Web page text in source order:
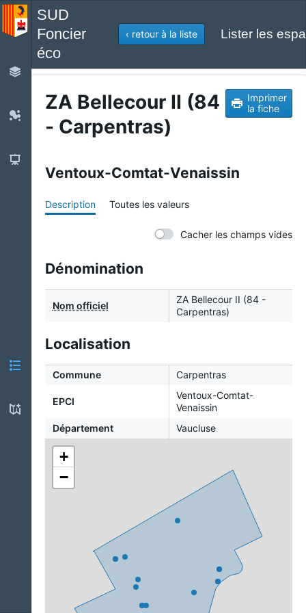
SUD
Foncier
éco
‹ retour à la liste Lister les
ZA Bellecour II (84
- Carpentras)
Imprimer
la fiche
Ventoux-Comtat-Venaissin
Description Toutes les valeurs
Cacher les champs vides
Dénomination
Nom officiel
ZA Bellecour II (84 -
Carpentras)
Localisation
Commune Carpentras
EPCI
Ventoux-Comtat-
Venaissin
Département
Vaucluse
+
−